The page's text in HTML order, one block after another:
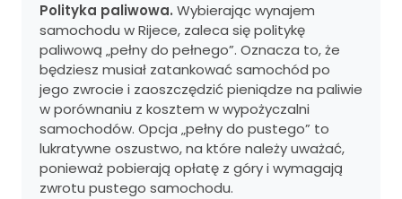
Polityka paliwowa. Wybierając wynajem
samochodu w Rijece, zaleca się politykę
paliwową „pełny do pełnego”. Oznacza to, że
będziesz musiał zatankować samochód po
jego zwrocie i zaoszczędzić pieniądze na paliwie
w porównaniu z kosztem w wypożyczalni
samochodów. Opcja „pełny do pustego” to
lukratywne oszustwo, na które należy uważać,
ponieważ pobierają opłatę z góry i wymagają
zwrotu pustego samochodu.